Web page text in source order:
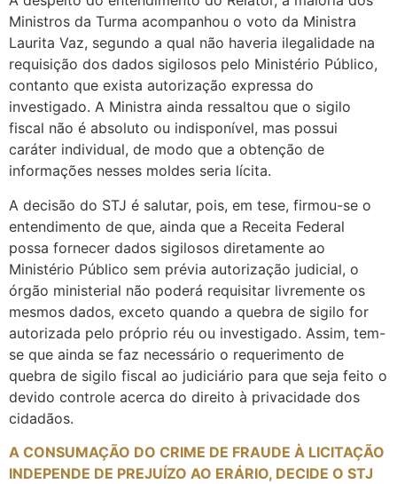
Ministros da Turma acompanhou o voto da Ministra
Laurita Vaz, segundo a qual não haveria ilegalidade na
requisição dos dados sigilosos pelo Ministério Público,
contanto que exista autorização expressa do
investigado. A Ministra ainda ressaltou que o sigilo
fiscal não é absoluto ou indisponível, mas possui
caráter individual, de modo que a obtenção de
informações nesses moldes seria lícita.
A decisão do STJ é salutar, pois, em tese, firmou-se o
entendimento de que, ainda que a Receita Federal
possa fornecer dados sigilosos diretamente ao
Ministério Público sem prévia autorização judicial, o
órgão ministerial não poderá requisitar livremente os
mesmos dados, exceto quando a quebra de sigilo for
autorizada pelo próprio réu ou investigado. Assim, tem-
se que ainda se faz necessário o requerimento de
quebra de sigilo fiscal ao judiciário para que seja feito o
devido controle acerca do direito à privacidade dos
cidadãos.
A CONSUMAÇÃO DO CRIME DE FRAUDE À LICITAÇÃO
INDEPENDE DE PREJUÍZO AO ERÁRIO, DECIDE O STJ